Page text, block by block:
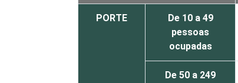
PORTE
De 10 a 49
pessoas
ocupadas
De 50 a 249